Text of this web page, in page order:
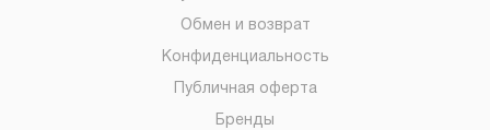
Обмен и возврат
Конфиденциальность
Публичная оферта
Бренды